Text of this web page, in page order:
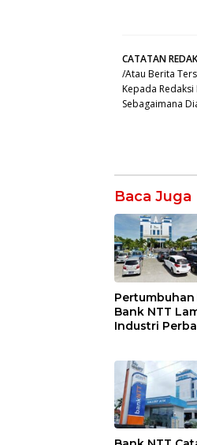
CATATAN
/Atau Berita
Kepada Redaksi
Sebagaimana
Baca Juga
Pertumbuhan
Bank NTT
Industri